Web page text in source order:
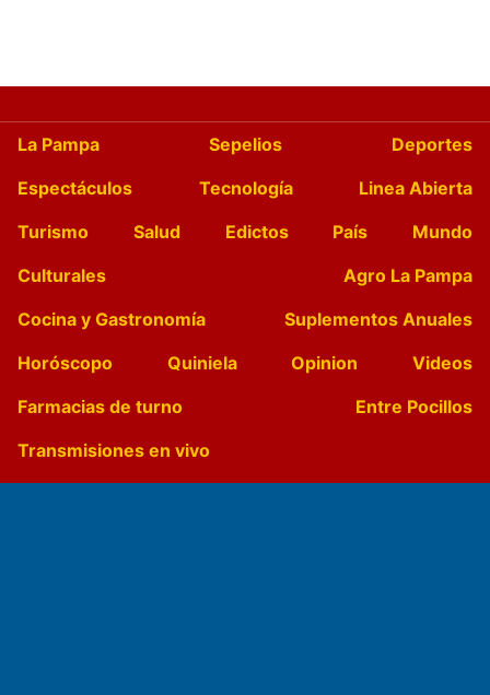
La Pampa Sepelios
Deportes
Espectáculos
Tecnología
Linea Abierta
Turismo
Salud Edictos País
Mundo
Culturales
Agro La Pampa
Cocina y Gastronomía
Suplementos Anuales
Horóscopo
Quiniela Opinion
Videos
Farmacias de turno
Entre Pocillos
Transmisiones en vivo